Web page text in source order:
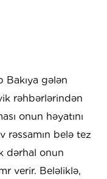
Bakıya gələn
rəhbərlərindən
onun həyatını
rəssamın belə tez
dərhal onun
verir. Beləliklə,